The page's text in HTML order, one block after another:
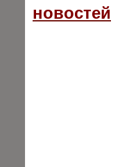
новостей